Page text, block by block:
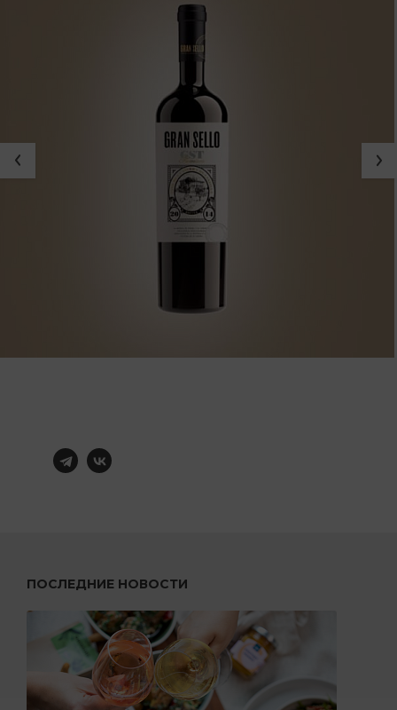
ПОСЛЕДНИЕ НОВОСТИ